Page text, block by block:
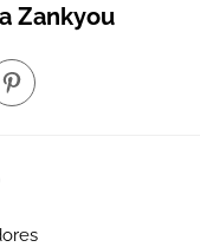
Zankyou